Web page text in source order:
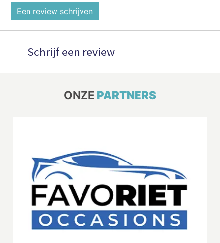
Een review schrijven
Schrijf een review
ONZE PARTNERS